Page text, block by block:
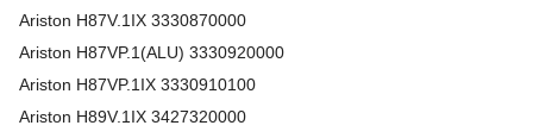
Ariston H87V.1IX 3330870000
Ariston H87VP.1(ALU) 3330920000
Ariston H87VP.1IX 3330910100
Ariston H89V.1IX 3427320000